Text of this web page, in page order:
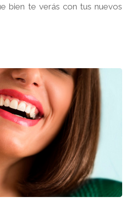
bien te verás con tus nuevos